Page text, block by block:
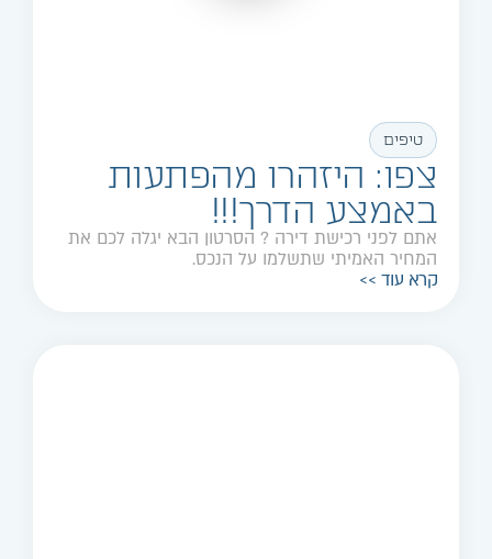
טיפים
צפו: היזהרו מהפתעות
באמצע הדרך!!!
אתם לפני רכישת דירה ? הסרטון הבא יגלה לכם את
המחיר האמיתי שתשלמו על הנכס.
קרא עוד >>